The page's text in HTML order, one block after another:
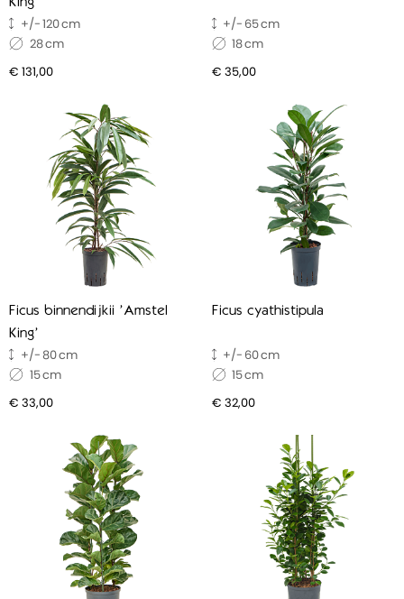
120
28
€ 131,00
65
18
€ 35,00
Ficus binnendijkii 'Amstel
King'
80
15
€ 33,00
Ficus cyathistipula
60
15
€ 32,00